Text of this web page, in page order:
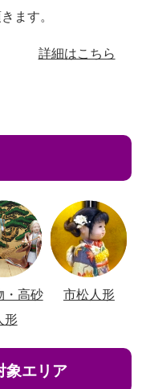
ます。
詳細はこちら
・高砂
形
市松人形
象エリア